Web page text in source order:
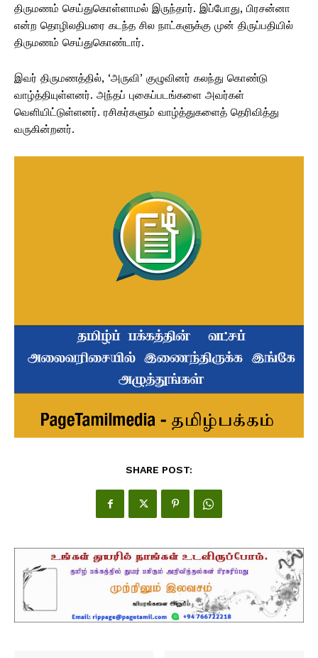
திருமணம் செய்துகொள்ளாமல் இருந்தார். இப்போது, பிரசன்னா
என்ற தொழிலதிபரை கடந்த சில நாட்களுக்கு முன் திருப்பதியில்
திருமணம் செய்துகொண்டார்.
இவர் திருமணத்தில், ‘அருவி’ குழுவினர் கலந்து கொண்டு
வாழ்த்தியுள்ளனர். அந்தப் புகைப்படங்களை அவர்கள்
வெளியிட்டுள்ளனர். ரசிகர்களும் வாழ்த்துகளைத் தெரிவித்து
வருகின்றனர்.
SHARE POST: